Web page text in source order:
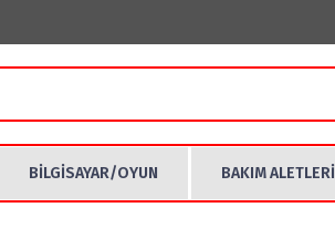
BİLGİSAYAR/OYUN BAKIM ALETLERİ